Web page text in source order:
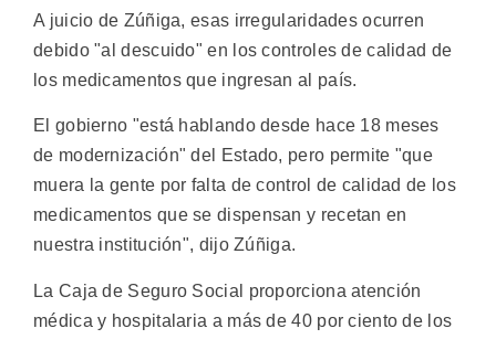
A juicio de Zúñiga, esas irregularidades ocurren
debido "al descuido" en los controles de calidad de
los medicamentos que ingresan al país.
El gobierno "está hablando desde hace 18 meses
de modernización" del Estado, pero permite "que
muera la gente por falta de control de calidad de los
medicamentos que se dispensan y recetan en
nuestra institución", dijo Zúñiga.
La Caja de Seguro Social proporciona atención
médica y hospitalaria a más de 40 por ciento de los